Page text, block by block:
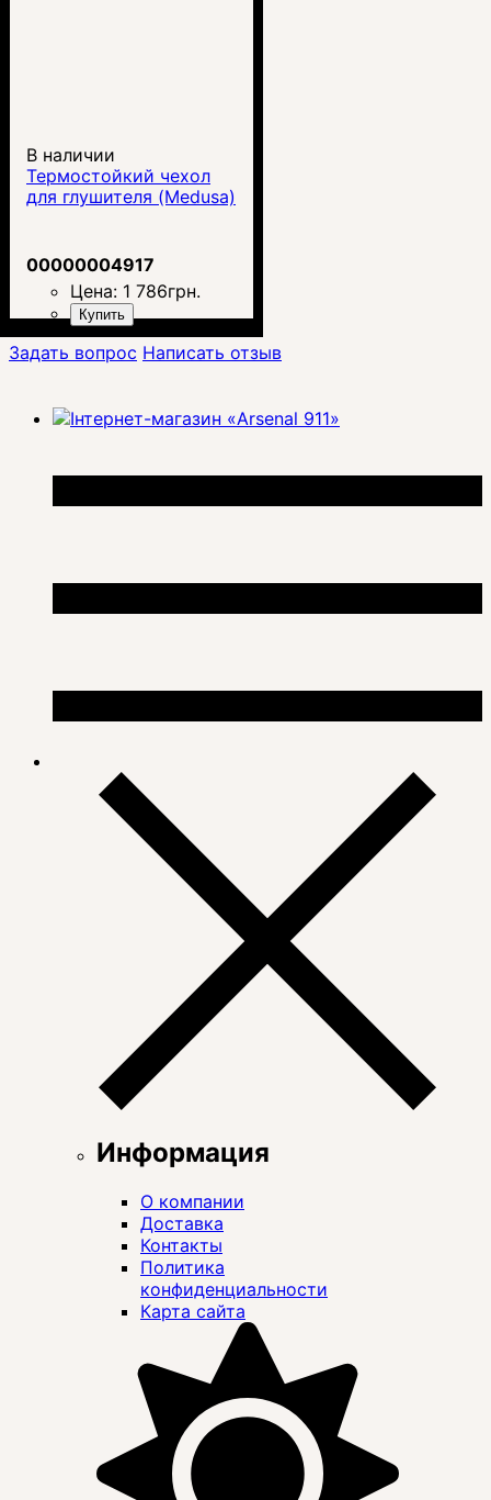
В наличии
Термостойкий чехол
для глушителя (Medusa)
00000004917
Цена: 1 786грн.
Купить
Задать вопрос Написать отзыв
Информация
О компании
Доставка
Контакты
Политика
конфиденциальности
Карта сайта